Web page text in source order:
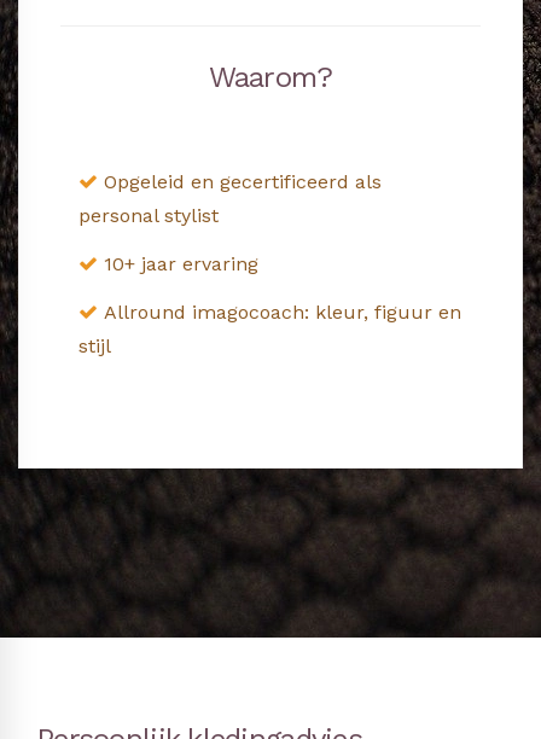
Waarom?
Opgeleid en gecertificeerd als
personal stylist
10+ jaar ervaring
Allround imagocoach: kleur, figuur en
stijl